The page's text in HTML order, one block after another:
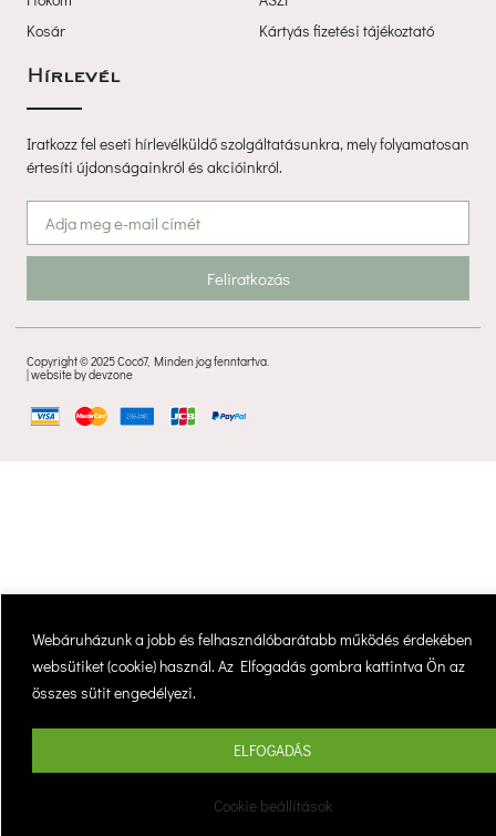
Webáruházunk a jobb és felhasználóbarátabb működés érdekében
websütiket (cookie) használ. Az Elfogadás gombra kattintva Ön az
összes sütit engedélyezi.
Cookie beállítások
ELFOGADÁS
Kosár
Kártyás fizetési tájékoztató
Hírlevél
Iratkozz fel eseti hírlevélküldő szolgáltatásunkra, mely folyamatosan
értesíti újdonságainkról és akcióinkról.
Feliratkozá
Copyright © 2025 Cocó7, Minden jog fenntartva.
| website by devzone